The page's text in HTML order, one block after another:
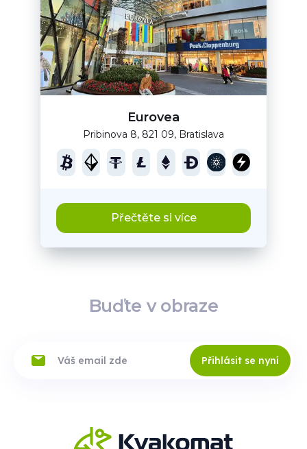
Eurovea
Pribinova 8, 821 09, Bratislava
Přečtěte si více
Buďte v obraze
Přihlásit se nyní